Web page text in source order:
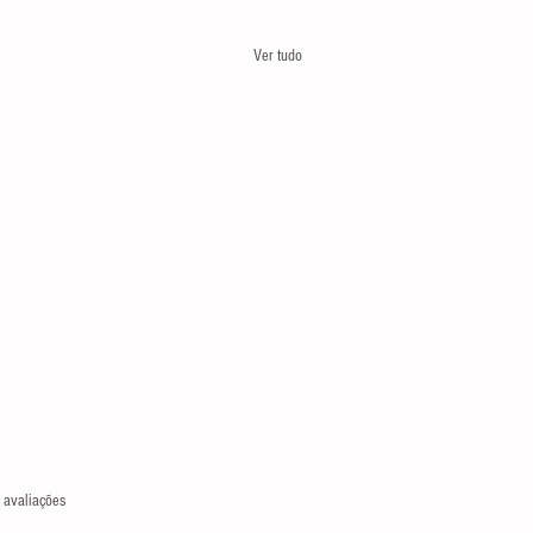
Ver tudo
avaliações